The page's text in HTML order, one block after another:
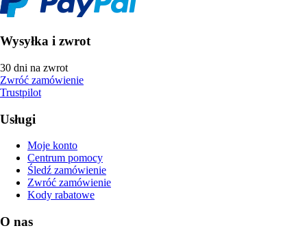
Wysyłka i zwrot
30 dni na zwrot
Zwróć zamówienie
Trustpilot
Usługi
Moje konto
Centrum pomocy
Śledź zamówienie
Zwróć zamówienie
Kody rabatowe
O nas